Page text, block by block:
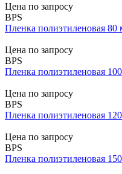
Цена по запросу
BPS
Пленка полиэтиленовая 80
Цена по запросу
BPS
Пленка полиэтиленовая
Цена по запросу
BPS
Пленка полиэтиленовая
Цена по запросу
BPS
Пленка полиэтиленовая